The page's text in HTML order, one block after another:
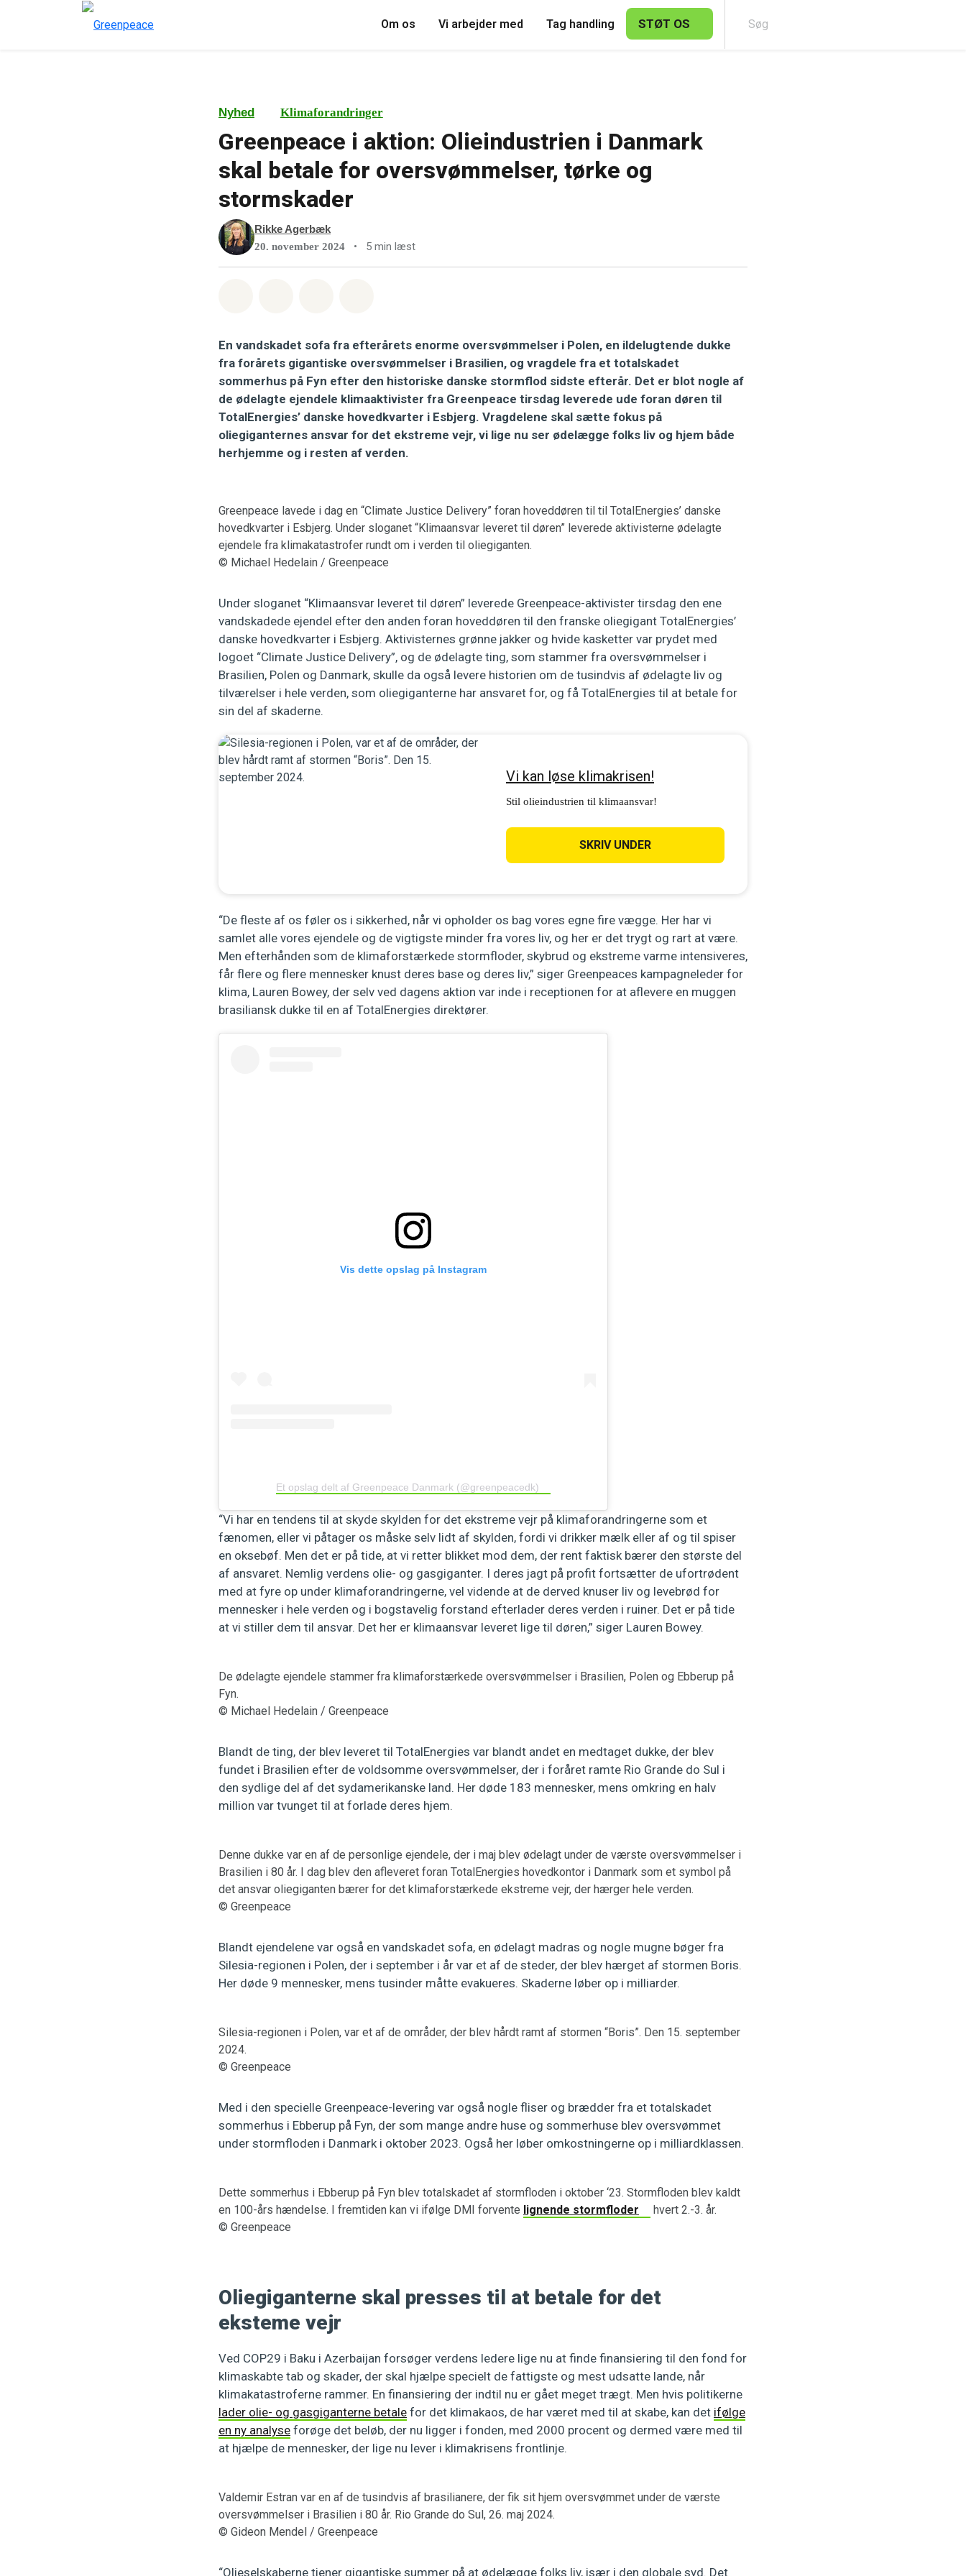
Om os Vi arbejder med Tag handling STØT OS
Nyhed Klimaforandringer
Greenpeace i aktion: Olieindustrien i Danmark
skal betale for oversvømmelser, tørke og
stormskader
Rikke Agerbæk
20. november 2024 • 5 min læst
En vandskadet sofa fra efterårets enorme oversvømmelser i Polen, en ildelugtende dukke
fra forårets gigantiske oversvømmelser i Brasilien, og vragdele fra et totalskadet
sommerhus på Fyn efter den historiske danske stormflod sidste efterår. Det er blot nogle af
de ødelagte ejendele klimaaktivister fra Greenpeace tirsdag leverede ude foran døren til
TotalEnergies’ danske hovedkvarter i Esbjerg. Vragdelene skal sætte fokus på
oliegiganternes ansvar for det ekstreme vejr, vi lige nu ser ødelægge folks liv og hjem både
herhjemme og i resten af verden.
Greenpeace lavede i dag en “Climate Justice Delivery” foran hoveddøren til til TotalEnergies’ danske
hovedkvarter i Esbjerg. Under sloganet “Klimaansvar leveret til døren” leverede aktivisterne ødelagte
ejendele fra klimakatastrofer rundt om i verden til oliegiganten.
© Michael Hedelain / Greenpeace
Under sloganet “Klimaansvar leveret til døren” leverede Greenpeace-aktivister tirsdag den ene
vandskadede ejendel efter den anden foran hoveddøren til den franske oliegigant TotalEnergies’
danske hovedkvarter i Esbjerg. Aktivisternes grønne jakker og hvide kasketter var prydet med
logoet “Climate Justice Delivery”, og de ødelagte ting, som stammer fra oversvømmelser i
Brasilien, Polen og Danmark, skulle da også levere historien om de tusindvis af ødelagte liv og
tilværelser i hele verden, som oliegiganterne har ansvaret for, og få TotalEnergies til at betale for
sin del af skaderne.
Vi kan løse klimakrisen!
Stil olieindustrien til klimaansvar!
SKRIV UNDER
“De fleste af os føler os i sikkerhed, når vi opholder os bag vores egne fire vægge. Her har vi
samlet alle vores ejendele og de vigtigste minder fra vores liv, og her er det trygt og rart at være.
Men efterhånden som de klimaforstærkede stormfloder, skybrud og ekstreme varme intensiveres,
får flere og flere mennesker knust deres base og deres liv,” siger Greenpeaces kampagneleder for
klima, Lauren Bowey, der selv ved dagens aktion var inde i receptionen for at aflevere en muggen
brasiliansk dukke til en af TotalEnergies direktører.
Vis dette opslag på Instagram
Et opslag delt af Greenpeace Danmark (@greenpeacedk)
“Vi har en tendens til at skyde skylden for det ekstreme vejr på klimaforandringerne som et
fænomen, eller vi påtager os måske selv lidt af skylden, fordi vi drikker mælk eller af og til spiser
en oksebøf. Men det er på tide, at vi retter blikket mod dem, der rent faktisk bærer den største del
af ansvaret. Nemlig verdens olie- og gasgiganter. I deres jagt på profit fortsætter de ufortrødent
med at fyre op under klimaforandringerne, vel vidende at de derved knuser liv og levebrød for
mennesker i hele verden og i bogstavelig forstand efterlader deres verden i ruiner. Det er på tide
at vi stiller dem til ansvar. Det her er klimaansvar leveret lige til døren,” siger Lauren Bowey.
De ødelagte ejendele stammer fra klimaforstærkede oversvømmelser i Brasilien, Polen og Ebberup på
Fyn.
© Michael Hedelain / Greenpeace
Blandt de ting, der blev leveret til TotalEnergies var blandt andet en medtaget dukke, der blev
fundet i Brasilien efter de voldsomme oversvømmelser, der i foråret ramte Rio Grande do Sul i
den sydlige del af det sydamerikanske land. Her døde 183 mennesker, mens omkring en halv
million var tvunget til at forlade deres hjem.
Denne dukke var en af de personlige ejendele, der i maj blev ødelagt under de værste oversvømmelser i
Brasilien i 80 år. I dag blev den afleveret foran TotalEnergies hovedkontor i Danmark som et symbol på
det ansvar oliegiganten bærer for det klimaforstærkede ekstreme vejr, der hærger hele verden.
© Greenpeace
Blandt ejendelene var også en vandskadet sofa, en ødelagt madras og nogle mugne bøger fra
Silesia-regionen i Polen, der i september i år var et af de steder, der blev hærget af stormen Boris.
Her døde 9 mennesker, mens tusinder måtte evakueres. Skaderne løber op i milliarder.
Silesia-regionen i Polen, var et af de områder, der blev hårdt ramt af stormen “Boris”. Den 15. september
2024.
© Greenpeace
Med i den specielle Greenpeace-levering var også nogle fliser og brædder fra et totalskadet
sommerhus i Ebberup på Fyn, der som mange andre huse og sommerhuse blev oversvømmet
under stormfloden i Danmark i oktober 2023. Også her løber omkostningerne op i milliardklassen.
Dette sommerhus i Ebberup på Fyn blev totalskadet af stormfloden i oktober ‘23. Stormfloden blev kaldt
en 100-års hændelse. I fremtiden kan vi ifølge DMI forvente lignende stormfloder
hvert 2.-3. år.
© Greenpeace
Oliegiganterne skal presses til at betale for det
eksteme vejr
Ved COP29 i Baku i Azerbaijan forsøger verdens ledere lige nu at finde finansiering til den fond for
klimaskabte tab og skader, der skal hjælpe specielt de fattigste og mest udsatte lande, når
klimakatastroferne rammer. En finansiering der indtil nu er gået meget trægt. Men hvis politikerne
lader olie- og gasgiganterne betale for det klimakaos, de har været med til at skabe, kan det ifølge
en ny analyse forøge det beløb, der nu ligger i fonden, med 2000 procent og dermed være med til
at hjælpe de mennesker, der lige nu lever i klimakrisens frontlinje.
Valdemir Estran var en af de tusindvis af brasilianere, der fik sit hjem oversvømmet under de værste
oversvømmelser i Brasilien i 80 år. Rio Grande do Sul, 26. maj 2024.
© Gideon Mendel / Greenpeace
“Olieselskaberne tjener gigantiske summer på at ødelægge folks liv, især i den globale syd. Det